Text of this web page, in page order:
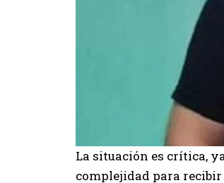
La situación es crítica,
complejidad para